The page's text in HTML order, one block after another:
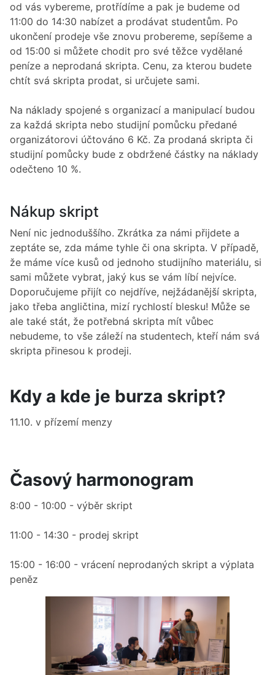
od vás vybereme, protřídíme a pak je budeme od
11:00 do 14:30 nabízet a prodávat studentům. Po
ukončení prodeje vše znovu probereme, sepíšeme a
od 15:00 si můžete chodit pro své těžce vydělané
peníze a neprodaná skripta. Cenu, za kterou budete
chtít svá skripta prodat, si určujete sami.
Na náklady spojené s organizací a manipulací budou
za každá skripta nebo studijní pomůcku předané
organizátorovi účtováno 6 Kč. Za prodaná skripta či
studijní pomůcky bude z obdržené částky na náklady
odečteno 10 %.
Nákup skript
Není nic jednoduššího. Zkrátka za námi přijdete a
zeptáte se, zda máme tyhle či ona skripta. V případě,
že máme více kusů od jednoho studijního materiálu, si
sami můžete vybrat, jaký kus se vám líbí nejvíce.
Doporučujeme přijít co nejdříve, nejžádanější skripta,
jako třeba angličtina, mizí rychlostí blesku! Může se
ale také stát, že potřebná skripta mít vůbec
nebudeme, to vše záleží na studentech, kteří nám svá
skripta přinesou k prodeji.
Kdy a kde je burza skript?
11.10. v přízemí menzy
Časový harmonogram
8:00 - 10:00 - výběr skript
11:00 - 14:30 - prodej skript
15:00 - 16:00 - vrácení neprodaných skript a výplata
peněz